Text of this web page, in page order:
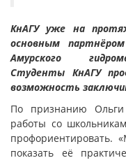
КнАГУ уже на
основным
Амурского
Студенты КнАГУ
возможность
По признанию Ольги
работы со
профориентировать.
показать её